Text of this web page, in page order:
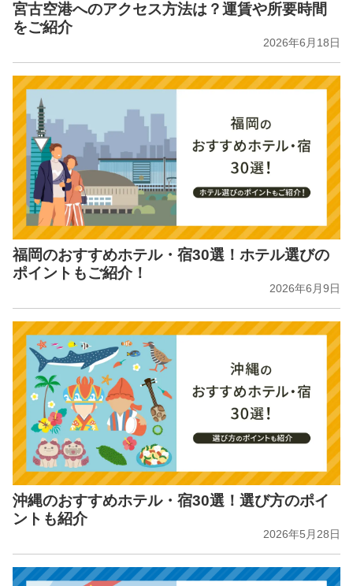
宮古空港へのアクセス方法は？運賃や所要時間
をご紹介
2026年6月18日
福岡のおすすめホテル・宿30選！ホテル選びの
ポイントもご紹介！
2026年6月9日
沖縄のおすすめホテル・宿30選！選び方のポイ
ントも紹介
2026年5月28日